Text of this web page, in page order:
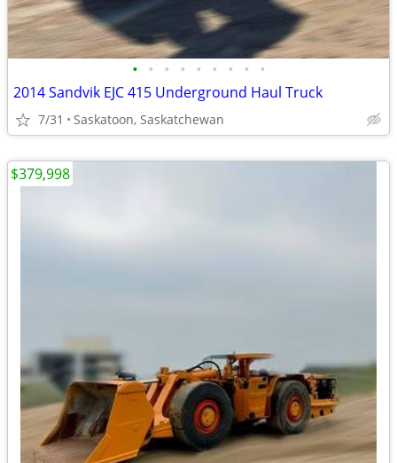
• • • • • • • • •
2014 Sandvik EJC 415 Underground Haul Truck
7/31 Saskatoon, Saskatchewan
$379,998